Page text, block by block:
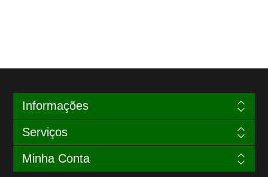
Informações
Serviços
Minha Conta